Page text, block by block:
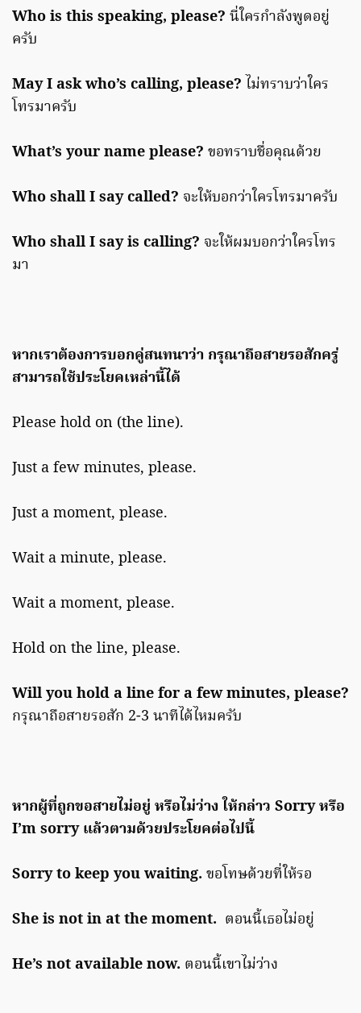
Who is this speaking, please? นี่ใครกำลังพูดอยู่
ครับ
May I ask who’s calling, please? ไม่ทราบว่าใคร
โทรมาครับ
What’s your name please? ขอทราบชื่อคุณด้วย
Who shall I say called? จะให้บอกว่าใครโทรมาครับ
Who shall I say is calling? จะให้ผมบอกว่าใครโทร
มา
หากเราต้องการบอกคู่สนทนาว่า กรุณาถือสายรอสักครู่
สามารถใช้ประโยคเหล่านี้ได้
Please hold on (the line).
Just a few minutes, please.
Just a moment, please.
Wait a minute, please.
Wait a moment, please.
Hold on the line, please.
Will you hold a line for a few minutes, please?
กรุณาถือสายรอสัก 2-3 นาทีได้ไหมครับ
หากผู้ที่ถูกขอสายไม่อยู่ หรือไม่ว่าง ให้กล่าว Sorry หรือ
I’m sorry แล้วตามด้วยประโยคต่อไปนี้
Sorry to keep you waiting. ขอโทษด้วยที่ให้รอ
She is not in at the moment. ตอนนี้เธอไม่อยู่
He’s not available now. ตอนนี้เขาไม่ว่าง